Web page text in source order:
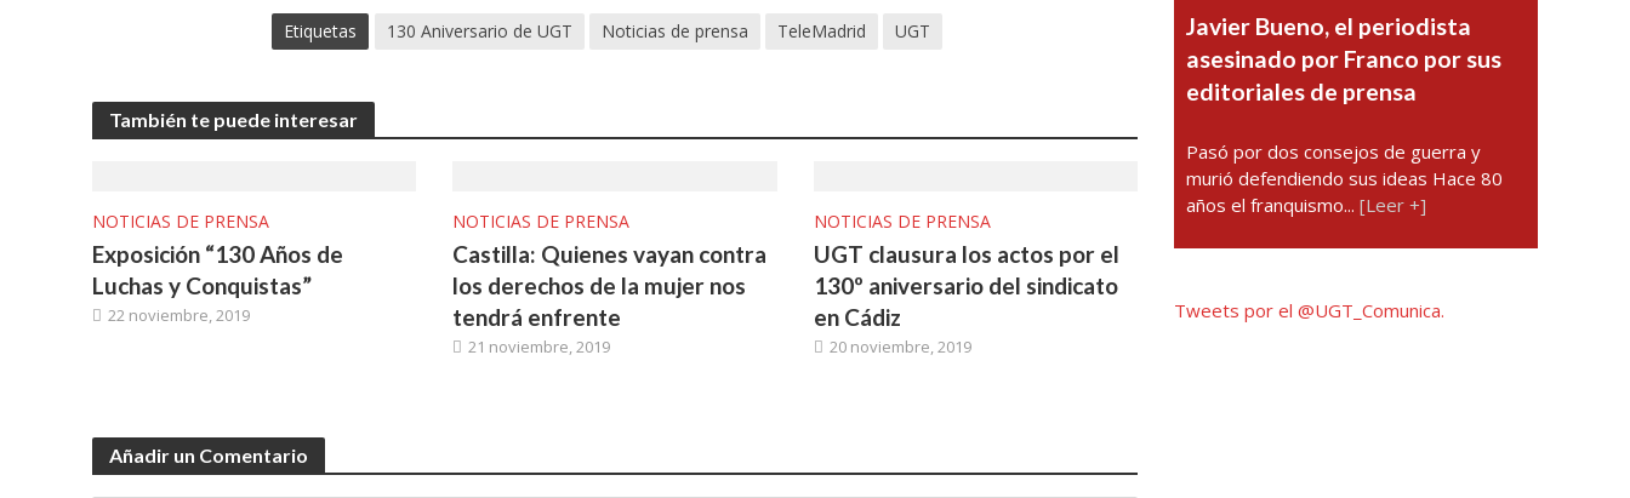
Etiquetas 130 Aniversario de UGT Noticias de prensa TeleMadrid UGT
También te puede interesar
NOTICIAS DE PRENSA
Exposición “130 Años de
Luchas y Conquistas”
22 noviembre, 2019
NOTICIAS DE PRENSA
Castilla: Quienes vayan contra
los derechos de la mujer nos
tendrá enfrente
21 noviembre, 2019
NOTICIAS DE PRENSA
UGT clausura los actos por el
130º aniversario del sindicato
en Cádiz
20 noviembre, 2019
Añadir un Comentario
Javier Bueno, el periodista
asesinado por Franco por sus
editoriales de prensa
Pasó por dos consejos de guerra y
murió defendiendo sus ideas Hace 80
años el franquismo...[Leer +]
Tweets por el @UGT_Comunica.